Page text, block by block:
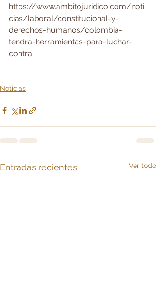
https://www.ambitojuridico.com/noti
cias/laboral/constitucional-y-
derechos-humanos/colombia-
tendra-herramientas-para-luchar-
contra
Noticias
Entradas recientes Ver todo